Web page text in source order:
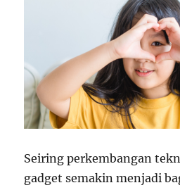
Seiring perkembangan
gadget semakin menjadi